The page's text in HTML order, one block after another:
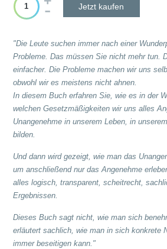
Jetzt kaufen
"Die Leute suchen immer nach einer
Probleme. Das müssen Sie nicht mehr tun.
einfacher. Die Probleme machen wir uns
obwohl wir es meistens nicht ahnen.
In diesem Buch erfahren Sie, wie es in der
welchen Gesetzmäßigkeiten wir uns alles
Unangenehme in unserem Leben, in
bilden.
Und dann wird gezeigt, wie man das
um anschließend nur das Angenehme
alles logisch, transparent, scheitrecht,
Ergebnissen.
Dieses Buch sagt nicht, wie man sich
erläutert sachlich, wie man in sich konkrete
immer beseitigen kann."